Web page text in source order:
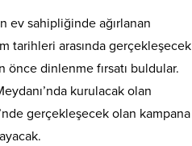
ev sahipliğinde ağırlanan
tarihleri arasında gerçekleşecek
önce dinlenme fırsatı buldular.
kurulacak olan
gerçekleşecek olan kampana